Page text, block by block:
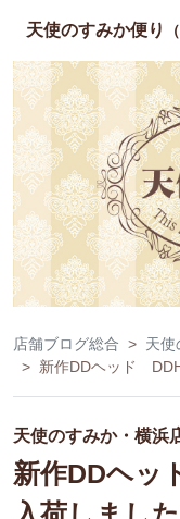
天使のすみか便り
店舗ブログ総合
天使
新作DDヘッド
天使のすみか・横浜
新作DDヘ